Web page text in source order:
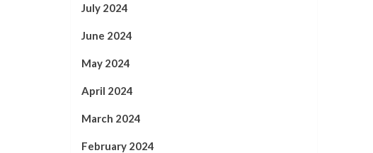
July 2024
June 2024
May 2024
April 2024
March 2024
February 2024